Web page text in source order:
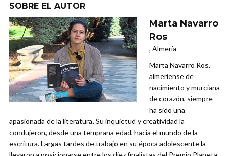
SOBRE EL AUTOR
Marta Navarro
Ros
, Almería
Marta Navarro Ros,
almeriense de
nacimiento y murciana
de corazón, siempre
ha sido una
apasionada de la literatura. Su inquietud y creatividad la
condujeron, desde una temprana edad, hacia el mundo de la
escritura. Largas tardes de trabajo en su época adolescente la